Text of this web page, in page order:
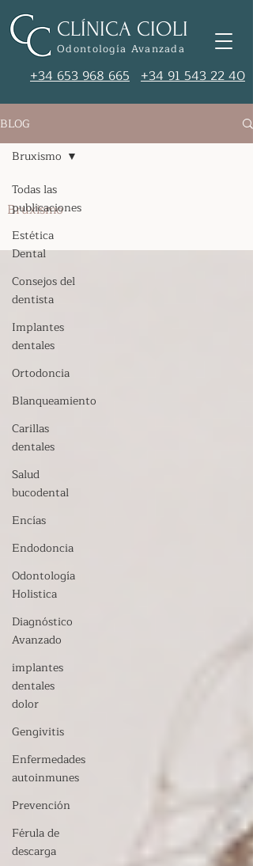
CLÍNICA CIOLI
Odontología Avanzada
+34 653 968 665 +34 91 543 22 40
BLOG
Todas las
publicaciones
Estética
Dental
Consejos del
dentista
Implantes
dentales
Ortodoncia
Blanqueamiento
Carillas
dentales
Salud
bucodental
Encías
Endodoncia
Odontología
Holistica
Diagnóstico
Avanzado
implantes
dentales
dolor
Gengivitis
Enfermedades
autoinmunes
Prevención
Férula de
descarga
Bruxismo
Bruxismo